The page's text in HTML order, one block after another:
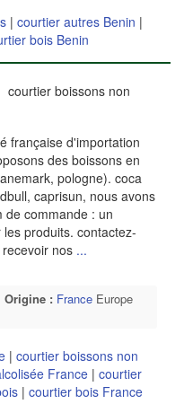
| courtier autres Benin |
bois Benin
boissons non
française d'importation
des boissons en
pologne). coca
caprisun, nous avons
de commande : un
produits. contactez-
nos ...
Origine : France Europe
| courtier boissons non
France | courtier
| courtier bois France